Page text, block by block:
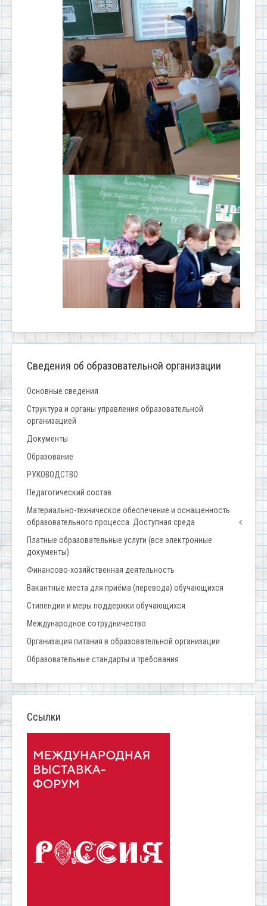
Сведения об образовательной организации
Основные сведения
Структура и органы управления образовательной
организацией
Документы
Образование
РУКОВОДСТВО
Педагогический состав
Материально-техническое обеспечение и оснащенность
образовательного процесса. Доступная среда
Платные образовательные услуги (все электронные
документы)
Финансово-хозяйственная деятельность
Вакантные места для приёма (перевода) обучающихся
Стипендии и меры поддержки обучающихся
Международное сотрудничество
Организация питания в образовательной организации
Образовательные стандарты и требования
Ссылки